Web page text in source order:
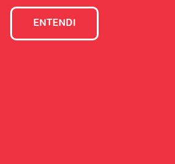
ENTENDI